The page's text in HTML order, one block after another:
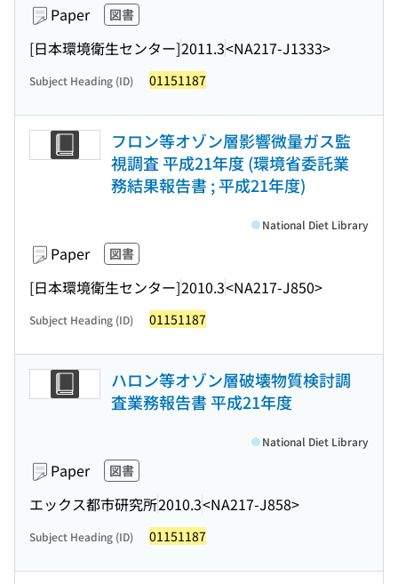
Paper 図書
[日本環境衛生センター]2011.3<NA217-J1333>
Subject Heading (ID) 01151187
フロン等オゾン層影響微量ガス監
視調査 平成21年度 (環境省委託業
務結果報告書 ; 平成21年度)
Paper 図書
[日本環境衛生センター]2010.3<NA217-J850>
National Diet Library
Subject Heading (ID) 01151187
ハロン等オゾン層破壊物質検討調
査業務報告書 平成21年度
Paper 図書
エックス都市研究所2010.3<NA217-J858>
National Diet Library
Subject Heading (ID) 01151187